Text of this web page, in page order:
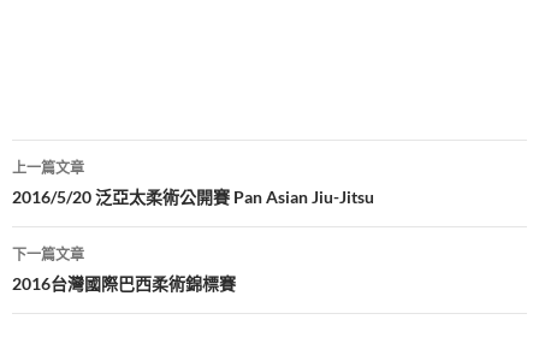
文
章
導
覽
上一篇文章
2016/5/20 泛亞太柔術公開賽 Pan Asian Jiu-Jitsu
下一篇文章
2016台灣國際巴西柔術錦標賽